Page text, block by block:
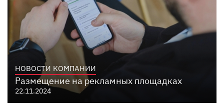
НОВОСТИ КОМПАНИИ
Размещение на рекламных площадках
22.11.2024